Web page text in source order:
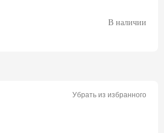
В наличии
Убрать из избранного